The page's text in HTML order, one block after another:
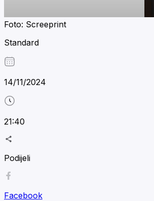
Foto: Screeprint
Standard
14/11/2024
21:40
Podijeli
Facebook